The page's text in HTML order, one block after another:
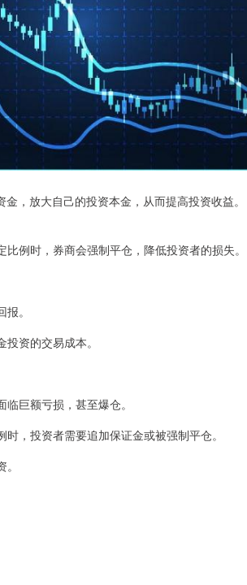
，放大自己的投资本金，从而提高投资收益。
例时，券商会强制平仓，降低投资者的损失。
。
资的交易成本。
巨额亏损，甚至爆仓。
，投资者需要追加保证金或被强制平仓。